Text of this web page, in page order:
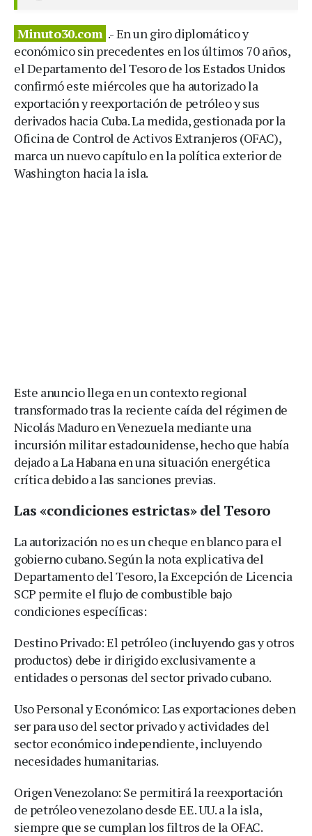
Minuto30.com .- En un giro diplomático y
económico sin precedentes en los últimos 70 años,
el Departamento del Tesoro de los Estados Unidos
confirmó este miércoles que ha autorizado la
exportación y reexportación de petróleo y sus
derivados hacia Cuba. La medida, gestionada por la
Oficina de Control de Activos Extranjeros (OFAC),
marca un nuevo capítulo en la política exterior de
Washington hacia la isla.
Este anuncio llega en un contexto regional
transformado tras la reciente caída del régimen de
Nicolás Maduro en Venezuela mediante una
incursión militar estadounidense, hecho que había
dejado a La Habana en una situación energética
crítica debido a las sanciones previas.
Las «condiciones estrictas» del Tesoro
La autorización no es un cheque en blanco para el
gobierno cubano. Según la nota explicativa del
Departamento del Tesoro, la Excepción de Licencia
SCP permite el flujo de combustible bajo
condiciones específicas:
Destino Privado: El petróleo (incluyendo gas y otros
productos) debe ir dirigido exclusivamente a
entidades o personas del sector privado cubano.
Uso Personal y Económico: Las exportaciones deben
ser para uso del sector privado y actividades del
sector económico independiente, incluyendo
necesidades humanitarias.
Origen Venezolano: Se permitirá la reexportación
de petróleo venezolano desde EE. UU. a la isla,
siempre que se cumplan los filtros de la OFAC.